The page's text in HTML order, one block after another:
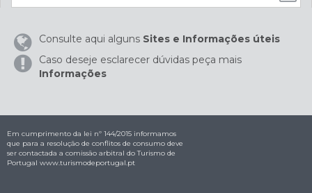
Consulte aqui alguns Sites e Informações úteis
Caso deseje esclarecer dúvidas peça mais
Informações
Em cumprimento da lei nº 144/2015 informamos
que para a resolução de conflitos de consumo deve
ser contactada a comissão arbitral do Turismo de
Portugal www.turismodeportugal.pt